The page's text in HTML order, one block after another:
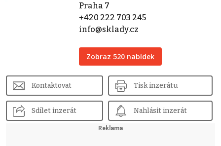
Praha 7
+420 222 703 245
info@sklady.cz
Zobraz 520 nabídek
Kontaktovat Tisk inzerátu
Sdílet inzerát Nahlásit inzerát